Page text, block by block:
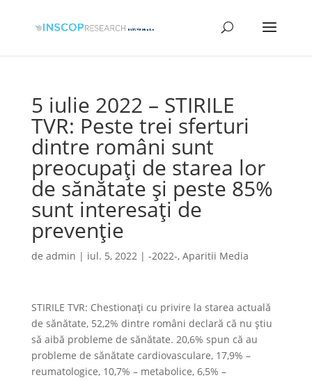
5 iulie 2022 – STIRILE
TVR: Peste trei sferturi
dintre români sunt
preocupați de starea lor
de sănătate și peste 85%
sunt interesați de
prevenție
de admin | iul. 5, 2022| -2022-, Aparitii Media
STIRILE TVR: Chestionaţi cu privire la starea actuală
de sănătate, 52,2% dintre români declară că nu ştiu
să aibă probleme de sănătate. 20,6% spun că au
probleme de sănătate cardiovasculare, 17,9% –
reumatologice, 10,7% – metabolice, 6,5% –